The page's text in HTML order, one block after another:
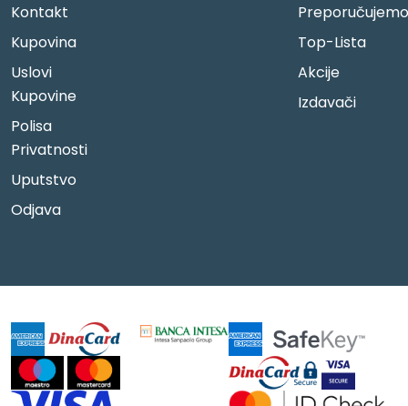
Kontakt
Kupovina
Uslovi
Kupovine
Polisa
Privatnosti
Uputstvo
Odjava
Preporučujemo
Top-Lista
Akcije
Izdavači